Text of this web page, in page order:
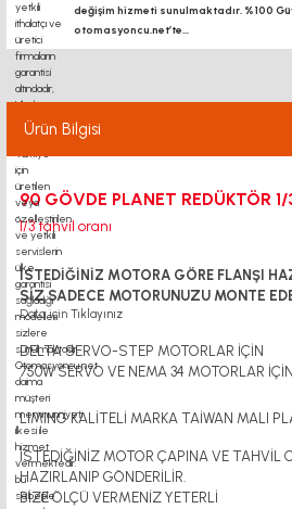
değişim hizmeti sunulmaktadır. %100
otomasyoncu.net’te...
Ürün Bilgisi
90 GÖVDE PLANET REDÜKTÖR 1/
1/3 tahvil oranı
İSTEDİĞİNİZ MOTORA GÖRE FLANŞI
SİZ SADECE MOTORUNUZU MONTE
Data için Tıklayınız
DELTA SERVO-STEP MOTORLAR İÇİN
750W SERVO VE NEMA 34 MOTORLAR İÇİN
LIMING KALİTELİ MARKA TAİWAN MALI
İSTEDİĞİNİZ MOTOR ÇAPINA VE TAHVİL
HAZIRLANIP GÖNDERİLİR.
BİZE ÖLÇÜ VERMENİZ YETERLİ